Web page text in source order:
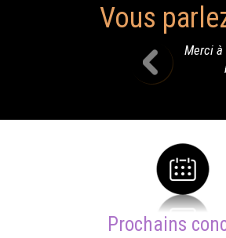
Vous
Terry Tout le monde à Saint Beauzley a
dormi et que tu as passé un bon
Prochains